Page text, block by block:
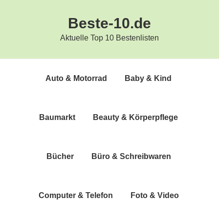
Beste-10.de
Aktuelle Top 10 Bestenlisten
Auto & Motorrad Baby & Kind
Bau­markt Beau­ty & Körperpflege
Bücher Büro & Schreibwaren
Com­pu­ter & Telefon Foto & Video